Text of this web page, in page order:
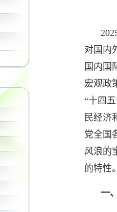
对国内
国内国
宏观政
“十四
民经济
党全国
风浪的
的特性
一